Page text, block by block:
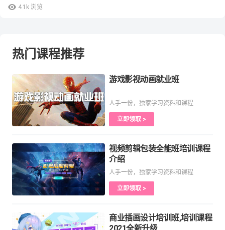
4.1k 浏览
热门课程推荐
游戏影视动画就业班
人手一份，独家学习资料和课程
立即领取 >
视频剪辑包装全能班培训课程
介绍
人手一份，独家学习资料和课程
立即领取 >
商业插画设计培训班,培训课程